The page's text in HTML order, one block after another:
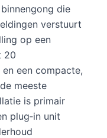
die
verstuurt
op een
20
een compacte,
meeste
is primair
plug‑in unit